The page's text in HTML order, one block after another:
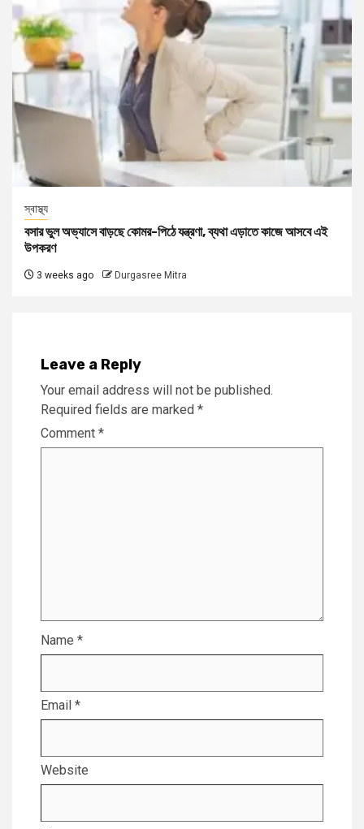
স্বাস্থ্য
বসার ভুল অভ্যাসে বাড়ছে কোমর-পিঠে যন্ত্রণা, ব্যথা এড়াতে কাজে আসবে এই
উপকরণ
3 weeks ago Durgasree Mitra
Leave a Reply
Your email address will not be published.
Required fields are marked *
Comment *
Name *
Email *
Website